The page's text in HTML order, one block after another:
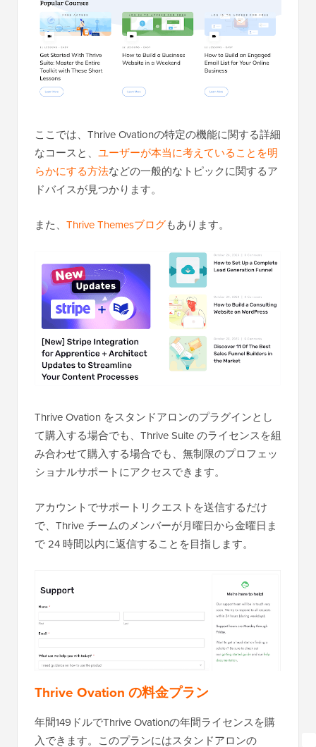
ここでは、Thrive Ovationの特定の機能に関する詳細
なコースと、 ユーザーが本当に考えていることを明
らかにする方法などの一般的なトピックに関するア
ドバイスが見つかります。
また、 Thrive Themesブログもあります。
Thrive Ovation をスタンドアロンのプラグインとし
て購入する場合でも、Thrive Suite のライセンスを組
み合わせて購入する場合でも、無制限のプロフェッ
ショナルサポートにアクセスできます。
アカウントでサポートリクエストを送信するだけ
で、Thrive チームのメンバーが月曜日から金曜日ま
で 24 時間以内に返信することを目指します。
Thrive Ovation の料金プラン
年間149ドルでThrive Ovationの年間ライセンスを購
入できます。このプランにはスタンドアロンの